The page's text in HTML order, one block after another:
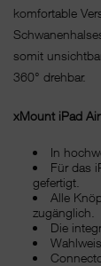
komfortable
somit
360° drehbar.
xMount iPad
In
Für das
gefertigt.
Alle
zugänglich.
Die